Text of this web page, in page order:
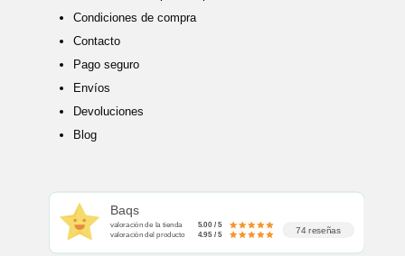
Condiciones de compra
Contacto
Pago seguro
Envíos
Devoluciones
Blog
Baqs
valoración de la tienda 5.00 / 5
valoración del producto 4.95 / 5 74 reseñas